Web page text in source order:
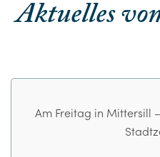
Aktuelles
Am Freitag in Mittersill